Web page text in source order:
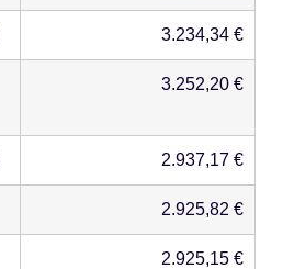
3.234,34 €
3.252,20 €
2.937,17 €
2.925,82 €
2.925,15 €